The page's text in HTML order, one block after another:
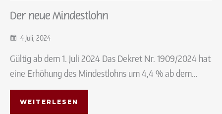
Der neue Mindestlohn
4 Juli, 2024
Gültig ab dem 1. Juli 2024 Das Dekret Nr. 1909/2024 hat
eine Erhöhung des Mindestlohns um 4,4 % ab dem…
WEITERLESEN